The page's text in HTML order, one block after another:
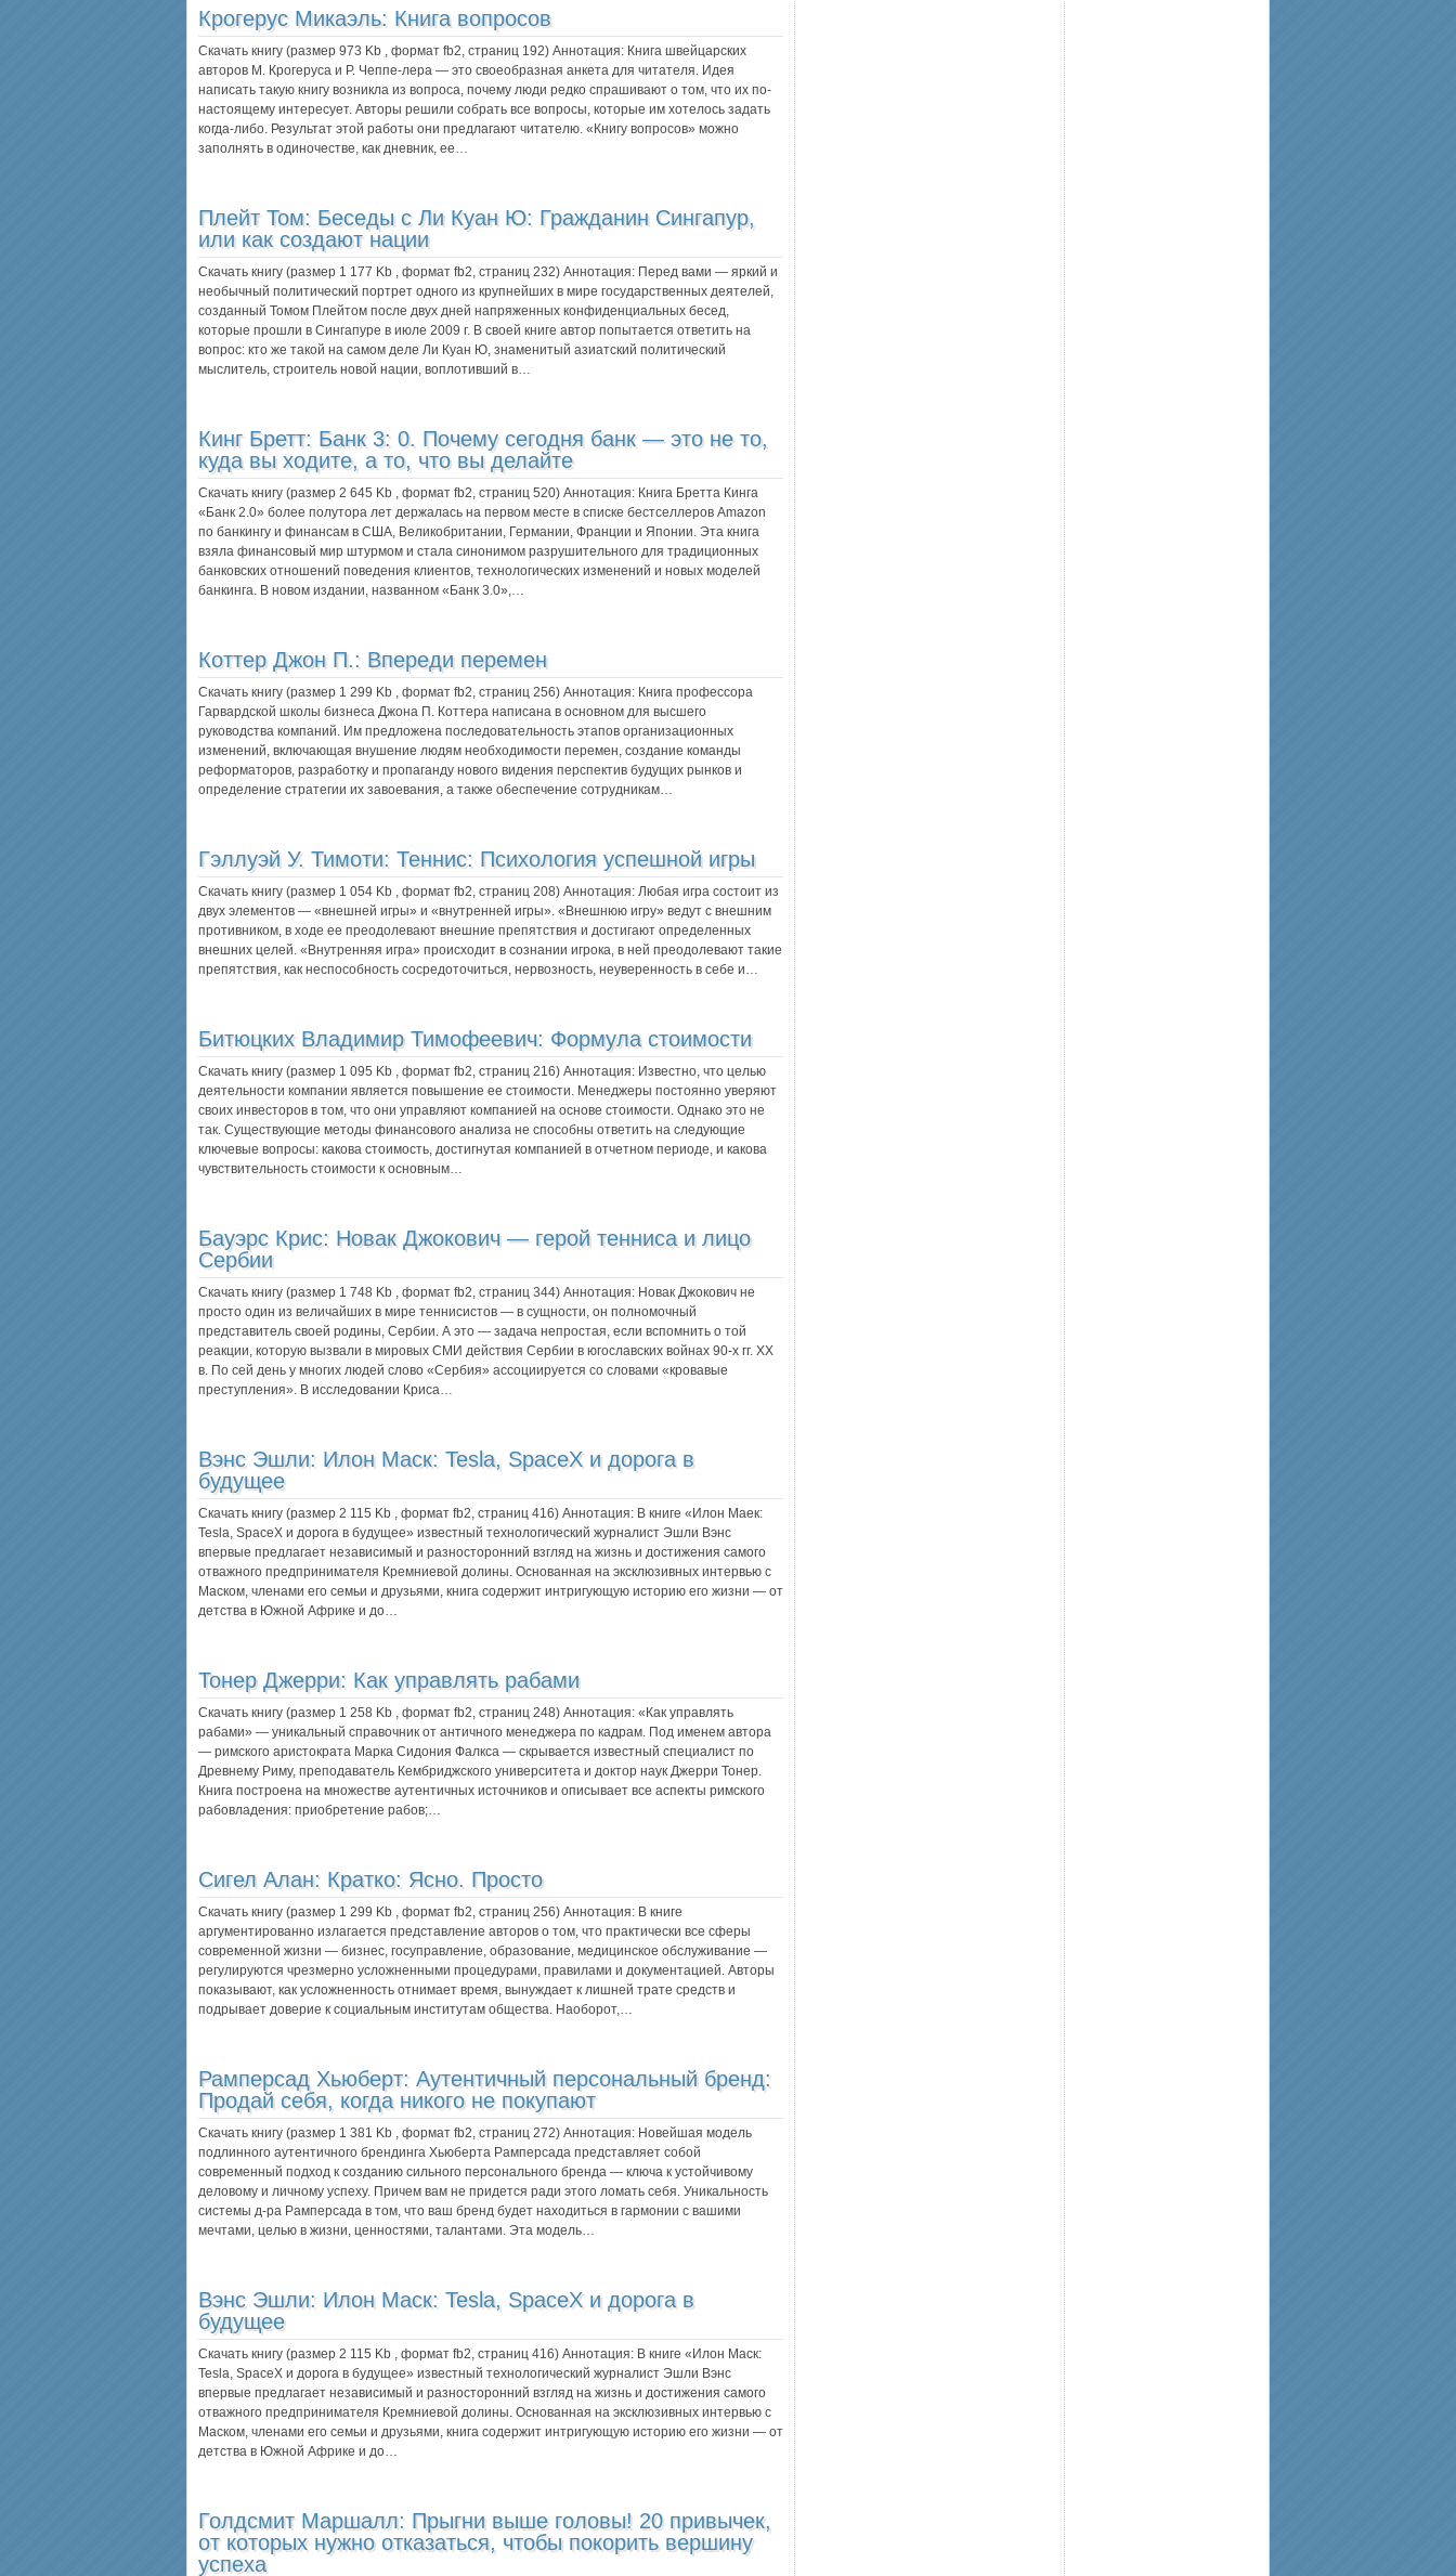
Крогерус Микаэль: Книга вопросов
Скачать книгу (размер 973 Kb , формат fb2, страниц 192) Аннотация: Книга швейцарских
авторов М. Крогеруса и Р. Чеппе-лера — это своеобразная анкета для читателя. Идея
написать такую книгу возникла из вопроса, почему люди редко спрашивают о том, что их по-
настоящему интересует. Авторы решили собрать все вопросы, которые им хотелось задать
когда-либо. Результат этой работы они предлагают читателю. «Книгу вопросов» можно
заполнять в одиночестве, как дневник, ее…
Плейт Том: Беседы с Ли Куан Ю: Гражданин Сингапур,
или как создают нации
Скачать книгу (размер 1 177 Kb , формат fb2, страниц 232) Аннотация: Перед вами — яркий и
необычный политический портрет одного из крупнейших в мире государственных деятелей,
созданный Томом Плейтом после двух дней напряженных конфиденциальных бесед,
которые прошли в Сингапуре в июле 2009 г. В своей книге автор попытается ответить на
вопрос: кто же такой на самом деле Ли Куан Ю, знаменитый азиатский политический
мыслитель, строитель новой нации, воплотивший в…
Кинг Бретт: Банк 3: 0. Почему сегодня банк — это не то,
куда вы ходите, а то, что вы делайте
Скачать книгу (размер 2 645 Kb , формат fb2, страниц 520) Аннотация: Книга Бретта Кинга
«Банк 2.0» более полутора лет держалась на первом месте в списке бестселлеров Amazon
по банкингу и финансам в США, Великобритании, Германии, Франции и Японии. Эта книга
взяла финансовый мир штурмом и стала синонимом разрушительного для традиционных
банковских отношений поведения клиентов, технологических изменений и новых моделей
банкинга. В новом издании, названном «Банк 3.0»,…
Коттер Джон П.: Впереди перемен
Скачать книгу (размер 1 299 Kb , формат fb2, страниц 256) Аннотация: Книга профессора
Гарвардской школы бизнеса Джона П. Коттера написана в основном для высшего
руководства компаний. Им предложена последовательность этапов организационных
изменений, включающая внушение людям необходимости перемен, создание команды
реформаторов, разработку и пропаганду нового видения перспектив будущих рынков и
определение стратегии их завоевания, а также обеспечение сотрудникам…
Гэллуэй У. Тимоти: Теннис: Психология успешной игры
Скачать книгу (размер 1 054 Kb , формат fb2, страниц 208) Аннотация: Любая игра состоит из
двух элементов — «внешней игры» и «внутренней игры». «Внешнюю игру» ведут с внешним
противником, в ходе ее преодолевают внешние препятствия и достигают определенных
внешних целей. «Внутренняя игра» происходит в сознании игрока, в ней преодолевают такие
препятствия, как неспособность сосредоточиться, нервозность, неуверенность в себе и…
Битюцких Владимир Тимофеевич: Формула стоимости
Скачать книгу (размер 1 095 Kb , формат fb2, страниц 216) Аннотация: Известно, что целью
деятельности компании является повышение ее стоимости. Менеджеры постоянно уверяют
своих инвесторов в том, что они управляют компанией на основе стоимости. Однако это не
так. Существующие методы финансового анализа не способны ответить на следующие
ключевые вопросы: какова стоимость, достигнутая компанией в отчетном периоде, и какова
чувствительность стоимости к основным…
Бауэрс Крис: Новак Джокович — герой тенниса и лицо
Сербии
Скачать книгу (размер 1 748 Kb , формат fb2, страниц 344) Аннотация: Новак Джокович не
просто один из величайших в мире теннисистов — в сущности, он полномочный
представитель своей родины, Сербии. А это — задача непростая, если вспомнить о той
реакции, которую вызвали в мировых СМИ действия Сербии в югославских войнах 90-х гг. XX
в. По сей день у многих людей слово «Сербия» ассоциируется со словами «кровавые
преступления». В исследовании Криса…
Вэнс Эшли: Илон Маск: Tesla, SpaceX и дорога в
будущее
Скачать книгу (размер 2 115 Kb , формат fb2, страниц 416) Аннотация: В книге «Илон Маек:
Tesla, SpaceX и дорога в будущее» известный технологический журналист Эшли Вэнс
впервые предлагает независимый и разносторонний взгляд на жизнь и достижения самого
отважного предпринимателя Кремниевой долины. Основанная на эксклюзивных интервью с
Маском, членами его семьи и друзьями, книга содержит интригующую историю его жизни — от
детства в Южной Африке и до…
Тонер Джерри: Как управлять рабами
Скачать книгу (размер 1 258 Kb , формат fb2, страниц 248) Аннотация: «Как управлять
рабами» — уникальный справочник от античного менеджера по кадрам. Под именем автора
— римского аристократа Марка Сидония Фалкса — скрывается известный специалист по
Древнему Риму, преподаватель Кембриджского университета и доктор наук Джерри Тонер.
Книга построена на множестве аутентичных источников и описывает все аспекты римского
рабовладения: приобретение рабов;…
Сигел Алан: Кратко: Ясно. Просто
Скачать книгу (размер 1 299 Kb , формат fb2, страниц 256) Аннотация: В книге
аргументированно излагается представление авторов о том, что практически все сферы
современной жизни — бизнес, госуправление, образование, медицинское обслуживание —
регулируются чрезмерно усложненными процедурами, правилами и документацией. Авторы
показывают, как усложненность отнимает время, вынуждает к лишней трате средств и
подрывает доверие к социальным институтам общества. Наоборот,…
Рамперсад Хьюберт: Аутентичный персональный бренд:
Продай себя, когда никого не покупают
Скачать книгу (размер 1 381 Kb , формат fb2, страниц 272) Аннотация: Новейшая модель
подлинного аутентичного брендинга Хьюберта Рамперсада представляет собой
современный подход к созданию сильного персонального бренда — ключа к устойчивому
деловому и личному успеху. Причем вам не придется ради этого ломать себя. Уникальность
системы д-ра Рамперсада в том, что ваш бренд будет находиться в гармонии с вашими
мечтами, целью в жизни, ценностями, талантами. Эта модель…
Вэнс Эшли: Илон Маск: Tesla, SpaceX и дорога в
будущее
Скачать книгу (размер 2 115 Kb , формат fb2, страниц 416) Аннотация: В книге «Илон Маск:
Tesla, SpaceX и дорога в будущее» известный технологический журналист Эшли Вэнс
впервые предлагает независимый и разносторонний взгляд на жизнь и достижения самого
отважного предпринимателя Кремниевой долины. Основанная на эксклюзивных интервью с
Маском, членами его семьи и друзьями, книга содержит интригующую историю его жизни — от
детства в Южной Африке и до…
Голдсмит Маршалл: Прыгни выше головы! 20 привычек,
от которых нужно отказаться, чтобы покорить вершину
успеха